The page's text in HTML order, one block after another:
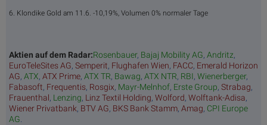
6. Klondike Gold am 11.6. -10,19%, Volumen 0% normaler Tage
Aktien auf dem Radar:Rosenbauer, Bajaj Mobility AG, Andritz,
EuroTeleSites AG, Semperit, Flughafen Wien, FACC, Emerald Horizon
AG, ATX, ATX Prime, ATX TR, Bawag, ATX NTR, RBI, Wienerberger,
Fabasoft, Frequentis, Rosgix, Mayr-Melnhof, Erste Group, Strabag,
Frauenthal, Lenzing, Linz Textil Holding, Wolford, Wolftank-Adisa,
Wiener Privatbank, BTV AG, BKS Bank Stamm, Amag, CPI Europe
AG